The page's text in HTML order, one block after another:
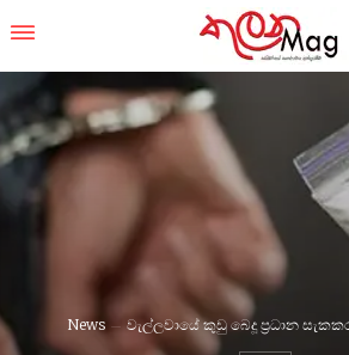
News වැල්ලවායේ කුඩු බෙදූ ප්‍රධාන